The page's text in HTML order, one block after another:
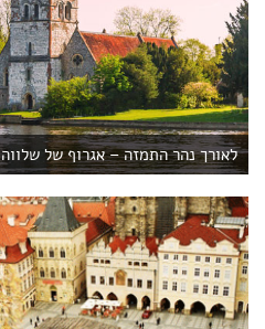
לאורך נהר התמזה – אגרוף של שלווה